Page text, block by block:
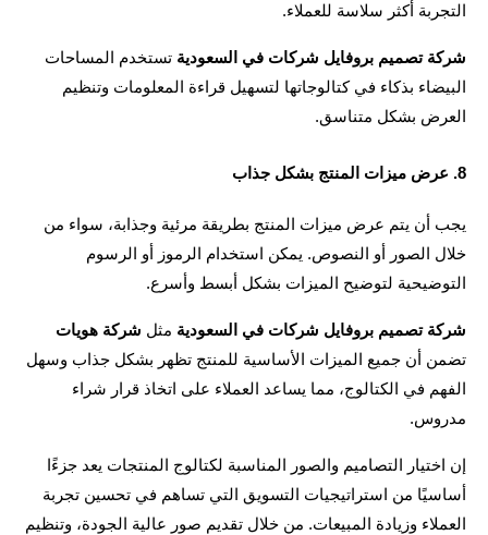
أكثر سلاسة للعملاء.
تصميم بروفايل شركات في السعودية
تستخدم المساحات
البيضاء بذكاء في كتالوجاتها لتسهيل قراءة المعلومات وتنظيم
بشكل متناسق.
يجب أن يتم عرض ميزات المنتج بطريقة مرئية وجذابة، سواء من
خلال الصور أو النصوص. يمكن استخدام الرموز أو الرسوم
لتوضيح الميزات بشكل أبسط وأسرع.
تصميم بروفايل شركات في السعودية مثل شركة هويات
الفهم في الكتالوج، مما يساعد العملاء على اتخاذ قرار شراء
إن اختيار التصاميم والصور المناسبة لكتالوج المنتجات يعد جزءًا
أساسيًا من استراتيجيات التسويق التي تساهم في تحسين تجربة
العملاء وزيادة المبيعات. من خلال تقديم صور عالية الجودة، وتنظيم